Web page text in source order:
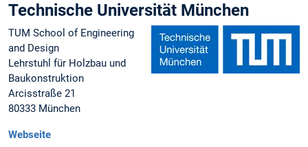
Technische Universität München
TUM School of Engineering
and Design
Lehrstuhl für Holzbau und
Baukonstruktion
Arcisstraße 21
80333 München
Webseite